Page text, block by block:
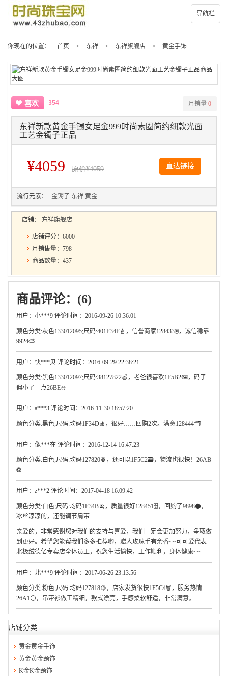
导航栏
你现在的位置： 首页 > 东祥 > 东祥旗舰店 > 黄金手饰
喜欢 354 月销量 0
东祥新款黄金手镯女足金999时尚素圈简约细款光面
工艺金镯子正品
¥4059 原价¥4059 直达链接
流行元素： 金镯子 东祥 黄金
店铺： 东祥旗舰店
店铺评分：6000
月销售量：798
商品数量：437
商品评论：(6)
用户：小***9 评论时间：2016-09-26 10:36:01
颜色分类:灰色133012095;尺码:401F34F🍐，信誉商家128433🖲，诚信稳靠
9924⛅
用户：快***贝 评论时间：2016-09-29 22:38:21
颜色分类:黑色133012097;尺码:38127822🍏，老爸很喜欢1F5B2🖼，码子
偏小了一点26BE⛄
用户：a***3 评论时间：2016-11-30 18:57:20
颜色分类:黑色;尺码:均码1F34D🍎，很好……回购2次。满意128444🗂
用户：像***在 评论时间：2016-12-14 16:47:23
颜色分类:白色;尺码:均码127820🍍，还可以1F5C2🗃，物流也很快！26AB
⚽
用户：z***2 评论时间：2017-04-18 16:09:42
颜色分类:白色;尺码:均码1F34B🍌，质量很好128451🗄，回购了9898⚫，
冰丝凉凉的，还能调节肩带
亲爱的，非常感谢您对我们的支持与喜爱，我们一定会更加努力，争取做
到更好。希望您能帮我们多多推荐哟，赠人玫瑰手有余香~~可可爱代表
北极绒德亿专卖店全体员工，祝您生活愉快，工作顺利，身体健康~~
用户：北***9 评论时间：2017-06-26 23:13:56
颜色分类:粉色;尺码:均码127818🍋，店家发货很快1F5C4🗑，服务热情
26A1⚪，吊带衫做工精细，款式漂亮，手感柔软舒适，非常满意。
店铺分类
黄金黄金手饰
黄金黄金颈饰
K金K金颈饰